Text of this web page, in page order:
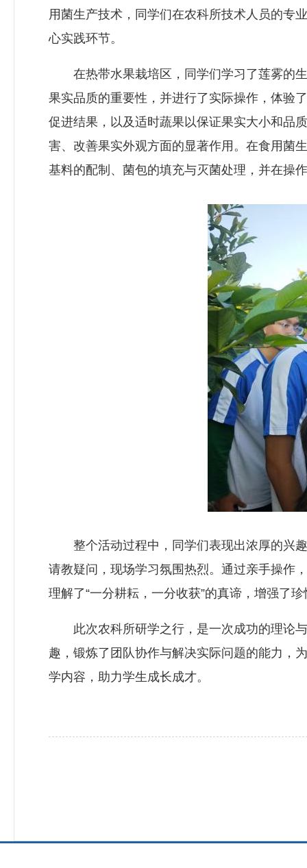
用菌生产技术，同学们在农科所技术人员的专
心实践环节。
在热带水果栽培区，同学们学习了莲雾的生
果实品质的重要性，并进行了实际操作，体验
促进结果，以及适时蔬果以保证果实大小和品
害、改善果实外观方面的显著作用。在食用菌
基料的配制、菌包的填充与灭菌处理，并在操
整个活动过程中，同学们表现出浓厚的兴趣
请教疑问，现场学习氛围热烈。通过亲手操作
理解了“一分耕耘，一分收获”的真谛，增强了
此次农科所研学之行，是一次成功的理论与
趣，锻炼了团队协作与解决实际问题的能力，
学内容，助力学生成长成才。